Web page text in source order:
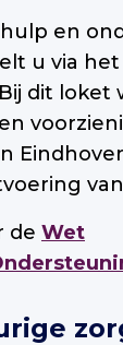
en
u via
dit loket
de Wet